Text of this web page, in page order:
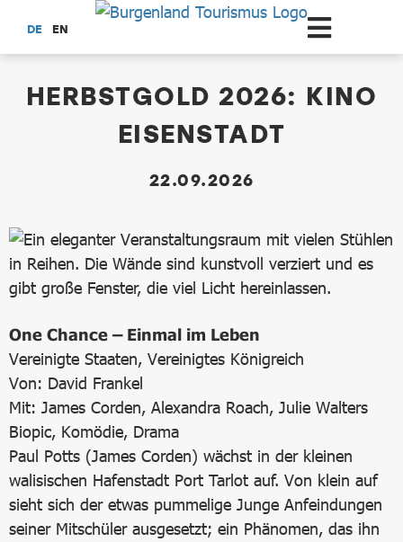
Zum Hauptinhalt springen
DE EN
HERBSTGOLD 2026: KINO
EISENSTADT
22.09.2026
One Chance – Einmal im Leben
Vereinigte Staaten, Vereinigtes Königreich
Von: David Frankel
Mit: James Corden, Alexandra Roach, Julie Walters
Biopic, Komödie, Drama
Paul Potts (James Corden) wächst in der kleinen
walisischen Hafenstadt Port Tarlot auf. Von klein auf
sieht sich der etwas pummelige Junge Anfeindungen
seiner Mitschüler ausgesetzt; ein Phänomen, das ihn